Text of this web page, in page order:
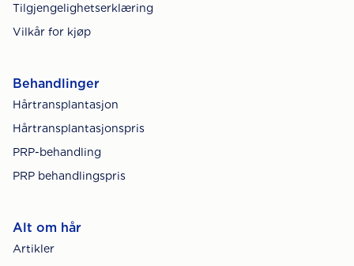
Tilgjengelighetserklæring
Vilkår for kjøp
Behandlinger
Hårtransplantasjon
Hårtransplantasjonspris
PRP-behandling
PRP behandlingspris
Alt om hår
Artikler